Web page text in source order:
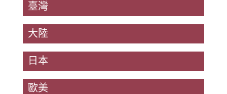
臺灣
大陸
日本
歐美